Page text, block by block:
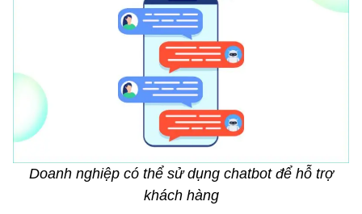
Doanh nghiệp có thể sử dụng chatbot để hỗ trợ
khách hàng